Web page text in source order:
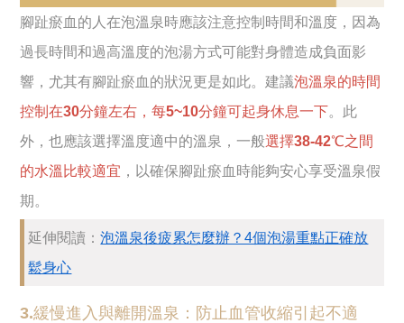
腳趾瘀血的人在泡溫泉時應該注意控制時間和溫度，因為
過長時間和過高溫度的泡湯方式可能對身體造成負面影
響，尤其有腳趾瘀血的狀況更是如此。建議泡溫泉的時間
控制在30分鐘左右，每5~10分鐘可起身休息一下。此
外，也應該選擇溫度適中的溫泉，一般選擇38-42℃之間
的水溫比較適宜 ，以確保腳趾瘀血時能夠安心享受溫泉假
期。
延伸閱讀：泡溫泉後疲累怎麼辦？4個泡湯重點正確放
鬆身心
3.緩慢進入與離開溫泉：防止血管收縮引起不適